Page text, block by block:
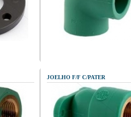
JOELHO F/F C/PATER